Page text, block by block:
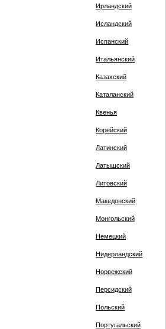
Ирландский
Исландский
Испанский
Итальянский
Казахский
Каталанский
Квенья
Корейский
Латинский
Латышский
Литовский
Македонский
Монгольский
Немецкий
Нидерландский
Норвежский
Персидский
Польский
Португальский